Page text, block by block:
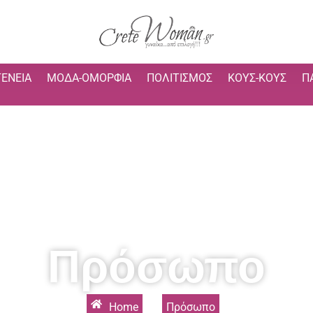
ΜΌΔΑ-ΟΜΟΡΦΙΆ ΠΟΛΙΤΙΣΜΌΣ ΚΟΥΣ-ΚΟΥΣ
Πρόσωπο
Home Πρόσωπο